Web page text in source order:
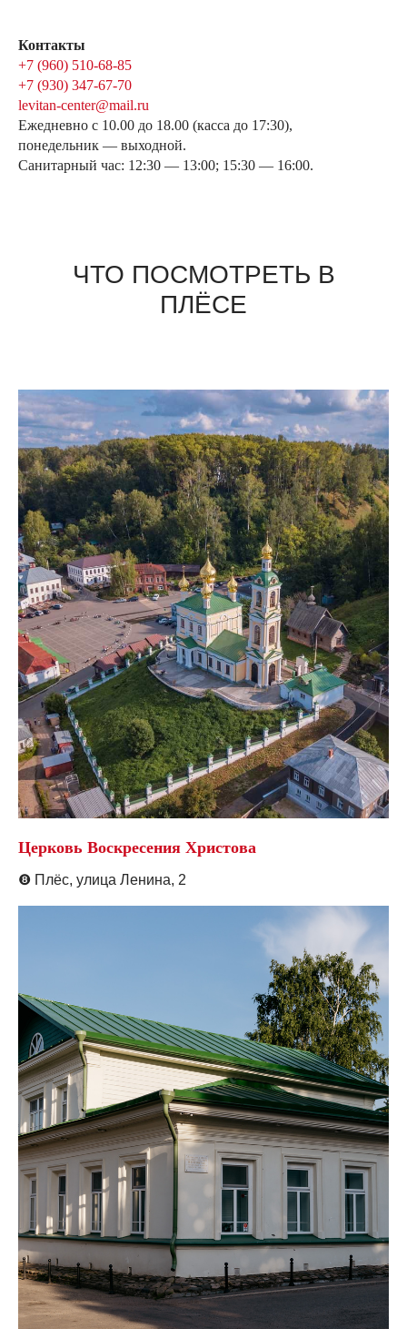
Контакты
+7 (960) 510-68-85
+7 (930) 347-67-70
levitan-center@mail.ru
Ежедневно с 10.00 до 18.00 (касса до 17:30),
понедельник — выходной.
Санитарный час: 12:30 — 13:00; 15:30 — 16:00.
ЧТО ПОСМОТРЕТЬ В
ПЛЁСЕ
Церковь Воскресения Христова
❽ Плёс, улица Ленина, 2